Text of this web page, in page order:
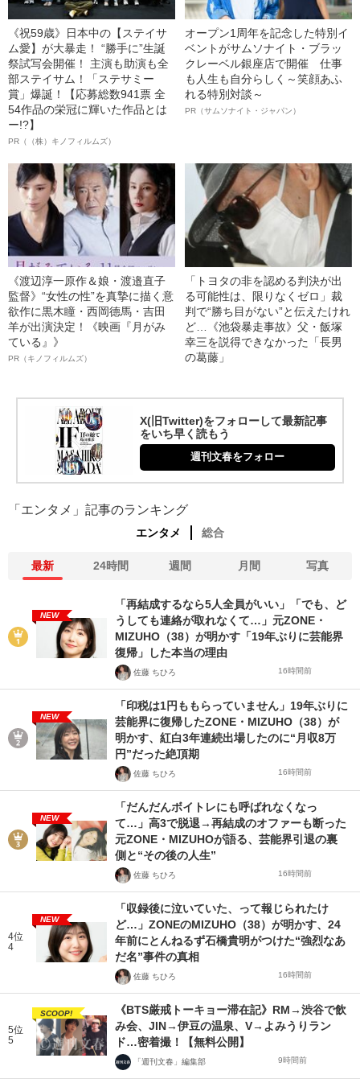
《祝59歳》日本中の【ステイサ
ム愛】が大暴走！ “勝手に”生誕
祭試写会開催！ 主演も助演も全
部ステイサム！「ステサミー
賞」爆誕！【応募総数941票 全
54作品の栄冠に輝いた作品とは
ー!?】
PR（（株）キノフィルムズ）
オープン1周年を記念した特別イ
ベントがサムソナイト・ブラッ
クレーベル銀座店で開催 仕事
も人生も自分らしく～笑顔あふ
れる特別対談～
PR（サムソナイト・ジャパン）
《渡辺淳一原作＆娘・渡邉直子
監督》“女性の性”を真摯に描く意
欲作に黒木瞳・西岡德馬・吉田
羊が出演決定！《映画『月がみ
ている』》
PR（キノフィルムズ）
「トヨタの非を認める判決が出
る可能性は、限りなくゼロ」裁
判で“勝ち目がない”と伝えたけれ
ど…《池袋暴走事故》父・飯塚
幸三を説得できなかった「長男
の葛藤」
X(旧Twitter)をフォローして最新記事
をいち早く読もう
週刊文春をフォロー
「エンタメ」記事のランキング
エンタメ 総合
最新 24時間 週間 月間 写真
NEW
「再結成するなら5人全員がいい」「でも、ど
うしても連絡が取れなくて…」元ZONE・
MIZUHO（38）が明かす「19年ぶりに芸能界
復帰」した本当の理由
佐藤 ちひろ 16時間前
NEW
「印税は1円ももらっていません」19年ぶりに
芸能界に復帰したZONE・MIZUHO（38）が
明かす、紅白3年連続出場したのに“月収8万
円”だった絶頂期
佐藤 ちひろ 16時間前
NEW
「だんだんボイトレにも呼ばれなくなっ
て…」高3で脱退→再結成のオファーも断った
元ZONE・MIZUHOが語る、芸能界引退の裏
側と“その後の人生”
佐藤 ちひろ 16時間前
4位
4
NEW
「収録後に泣いていた、って報じられたけ
ど…」ZONEのMIZUHO（38）が明かす、24
年前にとんねるず石橋貴明がつけた“強烈なあ
だ名”事件の真相
佐藤 ちひろ 16時間前
5位
5
SCOOP!
《BTS厳戒トーキョー滞在記》RM→渋谷で飲
み会、JIN→伊豆の温泉、V→よみうりラン
ド…密着撮！【無料公開】
「週刊文春」編集部 9時間前